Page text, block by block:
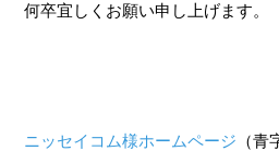
何卒宜しくお願い申し上げます。
ニッセイコム様ホームページ （